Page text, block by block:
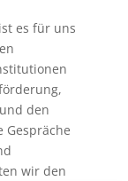
es für uns
den
Gespräche
wir den